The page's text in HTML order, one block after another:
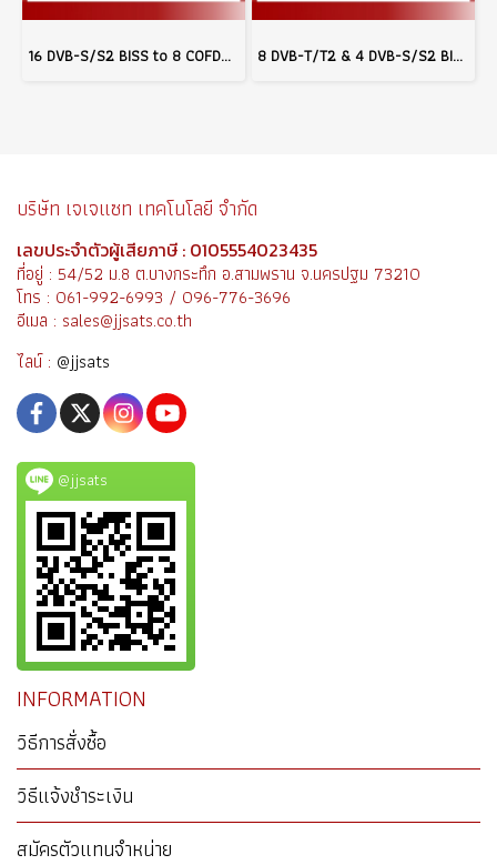
16 DVB-S/S2 BISS to 8 COFDM Modulator 8 DVB-T/T2 & 4 DVB-S/S2 BISS to 4 COFDM Modulator
บริษัท เจเจแซท เทคโนโลยี จำกัด
เลขประจำตัวผู้เสียภาษี : 0105554023435
ที่อยู่ : 54/52 ม.8 ต.บางกระทึก อ.สามพราน จ.นครปฐม 73210
โทร : 061-992-6993 / 096-776-3696
อีเมล : sales@jjsats.co.th
ไลน์ : @jjsats
@jjsats
INFORMATION
วิธีการสั่งซื้อ
วิธีแจ้งชำระเงิน
สมัครตัวแทนจำหน่าย